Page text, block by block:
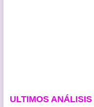
ULTIMOS ANÁLISIS